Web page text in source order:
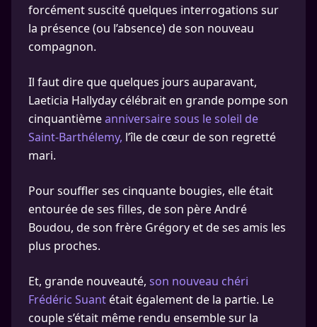
forcément suscité quelques interrogations sur
la présence (ou l’absence) de son nouveau
compagnon.
Il faut dire que quelques jours auparavant,
Laeticia Hallyday célébrait en grande pompe son
cinquantièmeanniversaire sous le soleil de
Saint-Barthélemy, l’île de cœur de son regretté
mari.
Pour souffler ses cinquante bougies, elle était
entourée de ses filles, de son père André
Boudou, de son frère Grégory et de ses amis les
plus proches.
Et, grande nouveauté, son nouveau chéri
Frédéric Suant était également de la partie. Le
couple s’était même rendu ensemble sur la